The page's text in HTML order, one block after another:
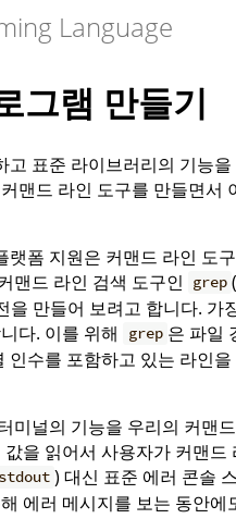
Language
그램 만들기
표준 라이브러리의 기능을
맨드 라인 도구를 만들면서
폼 지원은 커맨드 라인 도
맨드 라인 검색 도구인
grep
만들어 보려고 합니다. 가
다. 이를 위해 grep 은 파일
수를 포함하고 있는 라인
미널의 기능을 우리의 커맨
을 읽어서 사용자가 커맨드
stdout ) 대신 표준 에러 콘솔
에러 메시지를 보는 동안에